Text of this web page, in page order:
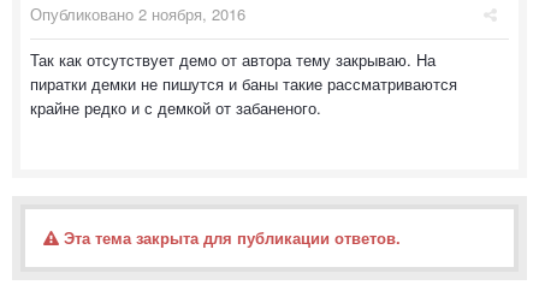
Опубликовано 2 ноября, 2016
Так как отсутствует демо от автора тему закрываю. На
пиратки демки не пишутся и баны такие рассматриваются
крайне редко и с демкой от забаненого.
Эта тема закрыта для публикации ответов.